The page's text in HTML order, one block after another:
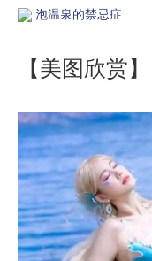
泡温泉的禁忌症
【美图欣赏】